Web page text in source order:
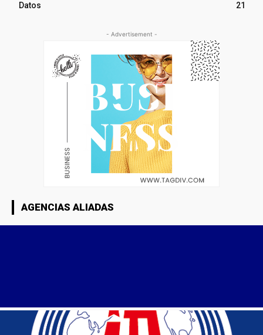
Datos
21
- Advertisement -
AGENCIAS ALIADAS